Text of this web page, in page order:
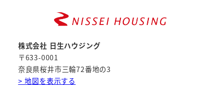
株式会社 日生ハウジング
〒633-0001
奈良県桜井市三輪72番地の3
> 地図を表示する